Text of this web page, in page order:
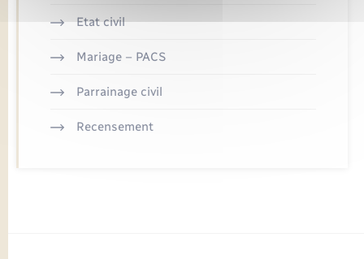
Etat civil
Mariage – PACS
Parrainage civil
Recensement